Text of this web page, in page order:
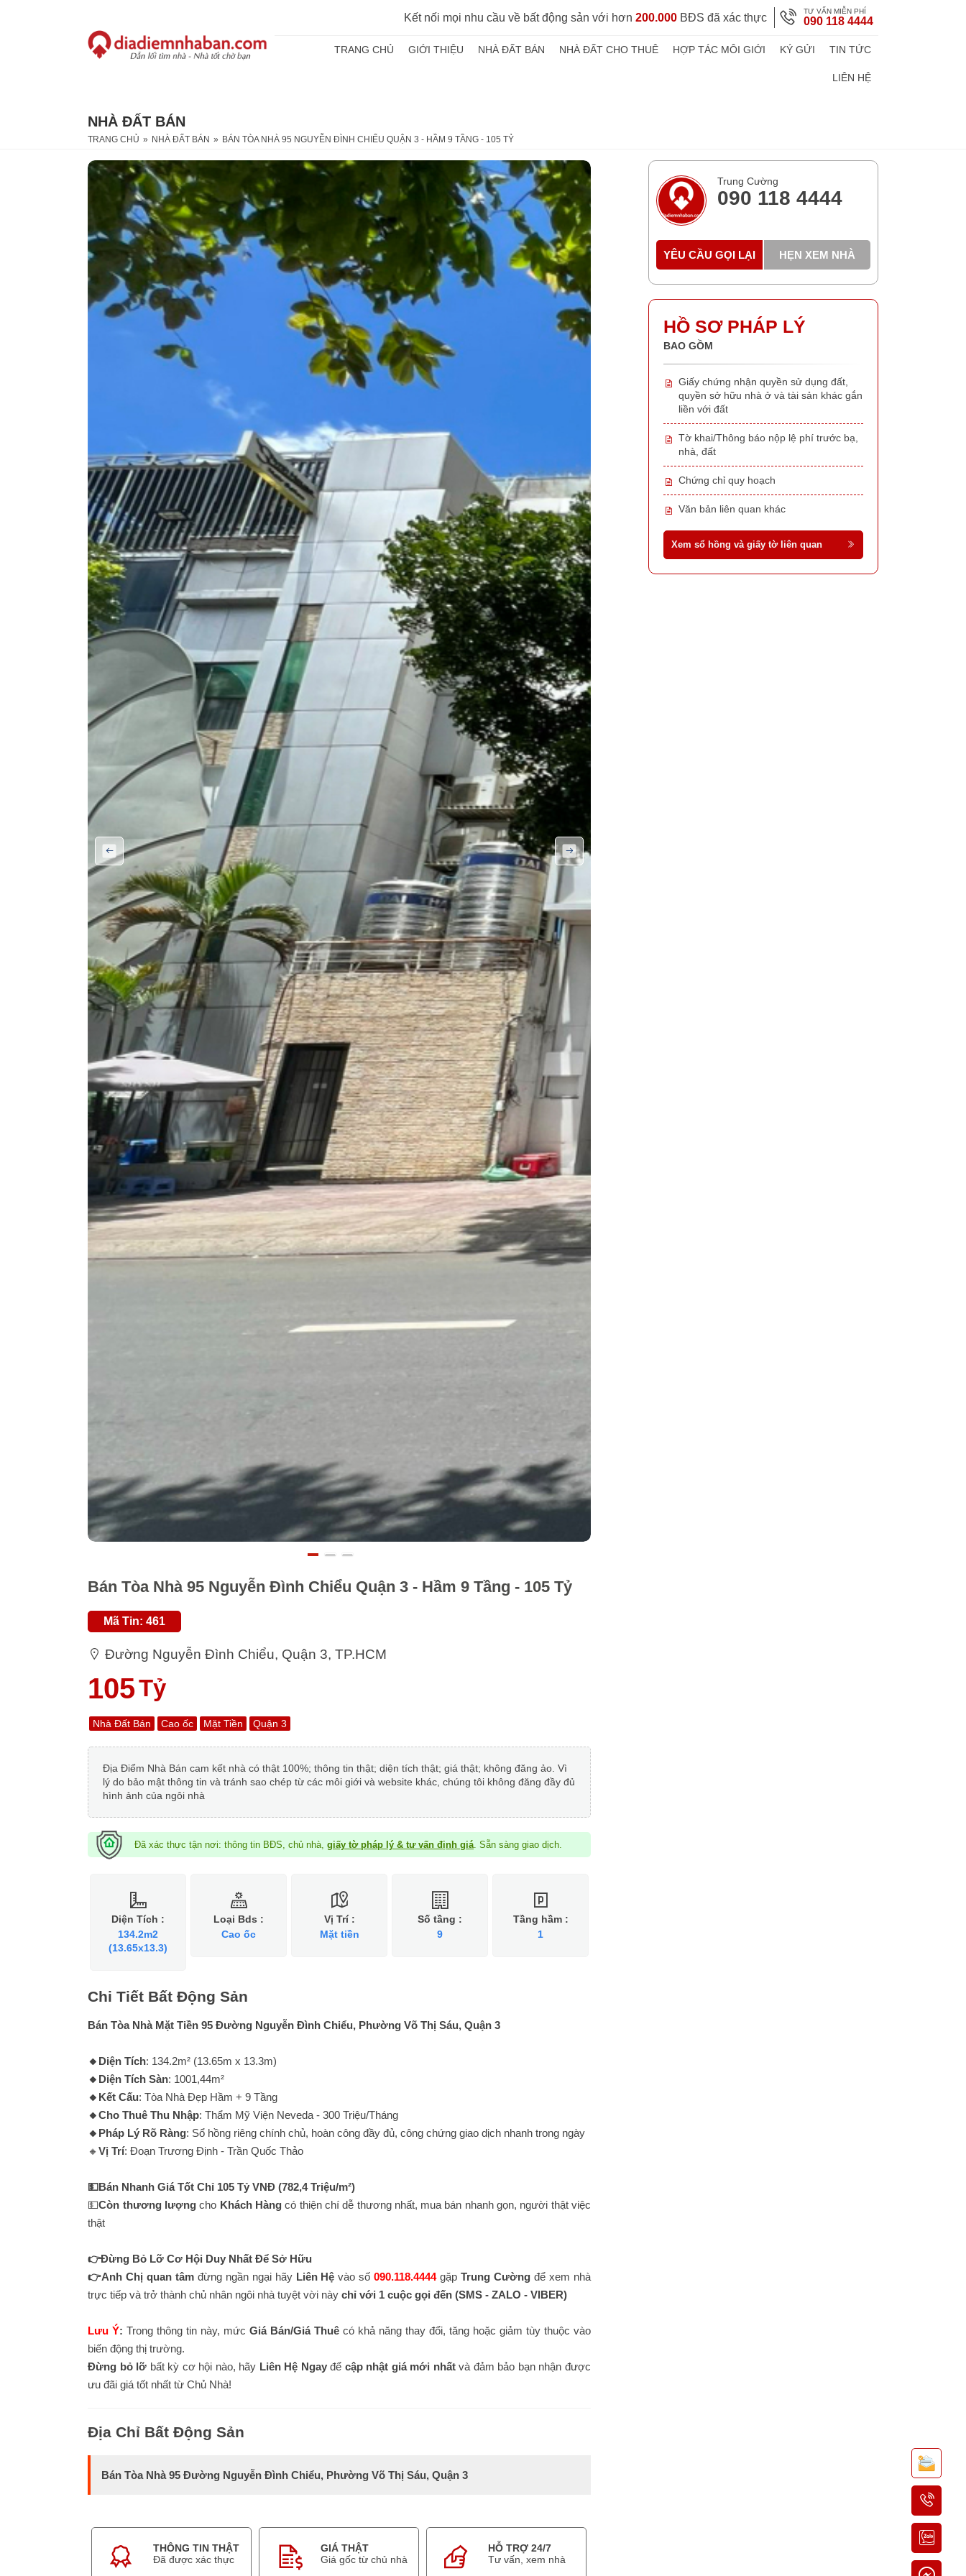
Kết nối mọi nhu cầu về bất động sản với hơn 200.000 BĐS đã xác thực TƯ VẤN MIỄN PHÍ
090 118 4444
TRANG CHỦ GIỚI THIỆU NHÀ ĐẤT BÁN NHÀ ĐẤT CHO THUÊ HỢP TÁC MÔI GIỚI KÝ GỬI TIN TỨC
LIÊN HỆ
NHÀ ĐẤT BÁN
TRANG CHỦ » NHÀ ĐẤT BÁN » BÁN TÒA NHÀ 95 NGUYỄN ĐÌNH CHIỂU QUẬN 3 - HẦM 9 TẦNG - 105 TỶ
Bán Tòa Nhà 95 Nguyễn Đình Chiểu Quận 3 - Hầm 9 Tầng - 105 Tỷ
Mã Tin: 461
Đường Nguyễn Đình Chiểu, Quận 3, TP.HCM
105Tỷ
Nhà Đất Bán Cao ốc Mặt Tiền Quận 3
Địa Điểm Nhà Bán cam kết nhà có thật 100%; thông tin thật; diện tích thật; giá thật; không đăng ảo. Vì
lý do bảo mật thông tin và tránh sao chép từ các môi giới và website khác, chúng tôi không đăng đầy đủ
hình ảnh của ngôi nhà
Đã xác thực tận nơi: thông tin BĐS, chủ nhà, giấy tờ pháp lý & tư vấn định giá. Sẵn sàng giao dịch.
Diện Tích :
134.2m2
(13.65x13.3)
Loại Bds :
Cao ốc
Vị Trí :
Mặt tiền
Số tầng :
9
Tầng hầm :
1
Chi Tiết Bất Động Sản
Bán Tòa Nhà Mặt Tiền 95 Đường Nguyễn Đình Chiểu, Phường Võ Thị Sáu, Quận 3
🔸Diện Tích: 134.2m² (13.65m x 13.3m)
🔸Diện Tích Sàn: 1001,44m²
🔸Kết Cấu: Tòa Nhà Đẹp Hầm + 9 Tầng
🔸Cho Thuê Thu Nhập: Thẩm Mỹ Viện Neveda - 300 Triệu/Tháng
🔸Pháp Lý Rõ Ràng: Sổ hồng riêng chính chủ, hoàn công đầy đủ, công chứng giao dịch nhanh trong ngày
🔸Vị Trí: Đoạn Trương Định - Trần Quốc Thảo
💵Bán Nhanh Giá Tốt Chỉ 105 Tỷ VNĐ (782,4 Triệu/m²)
💵Còn thương lượngcho Khách Hàngcó thiện chí dễ thương nhất, mua bán nhanh gọn, người thật việc
thật
👉Đừng Bỏ Lỡ Cơ Hội Duy Nhất Để Sở Hữu
👉Anh Chị quan tâmđừng ngần ngại hãy Liên Hệ vào số090.118.4444gặp Trung Cường để xem nhà
trực tiếp và trở thành chủ nhân ngôi nhà tuyệt vời này chỉ với 1 cuộc gọi đến (SMS - ZALO - VIBER)
Lưu Ý: Trong thông tin này, mức Giá Bán/Giá Thuê có khả năng thay đổi, tăng hoặc giảm tùy thuộc vào
biến động thị trường.
Đừng bỏ lỡ bất kỳ cơ hội nào, hãy Liên Hệ Ngayđể cập nhật giá mới nhấtvà đảm bảo bạn nhận được
ưu đãi giá tốt nhất từ Chủ Nhà!
Địa Chỉ Bất Động Sản
Bán Tòa Nhà 95 Đường Nguyễn Đình Chiểu, Phường Võ Thị Sáu, Quận 3
THÔNG TIN THẬT
Đã được xác thực
GIÁ THẬT
Giá gốc từ chủ nhà
HỖ TRỢ 24/7
Tư vấn, xem nhà
Trung Cường
090 118 4444
YÊU CẦU GỌI LẠI HẸN XEM NHÀ
HỒ SƠ PHÁP LÝ
BAO GỒM
Giấy chứng nhận quyền sử dụng đất,
quyền sở hữu nhà ở và tài sản khác gắn
liền với đất
Tờ khai/Thông báo nộp lệ phí trước bạ,
nhà, đất
Chứng chỉ quy hoạch
Văn bản liên quan khác
Xem sổ hồng và giấy tờ liên quan